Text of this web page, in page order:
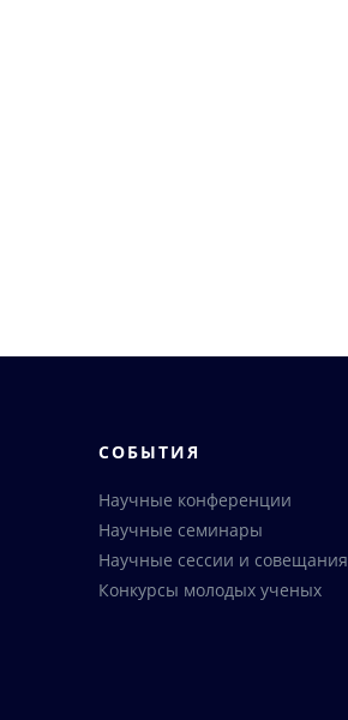
СОБЫТИЯ
Научные конференции
Научные семинары
Научные сессии и совещания
Конкурсы молодых ученых